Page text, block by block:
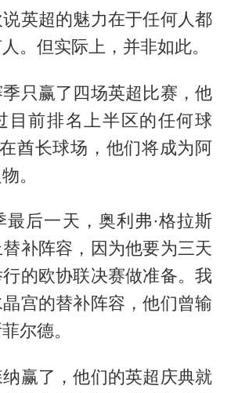
英超的魅力在于任何人都
。但实际上，并非如此。
只赢了四场英超比赛，他
目前排名上半区的任何球
酋长球场，他们将成为阿
。
最后一天，奥利弗·格拉斯
补阵容，因为他要为三天
的欧协联决赛做准备。我
宫的替补阵容，他们曾输
尔德。
赢了，他们的英超庆典就